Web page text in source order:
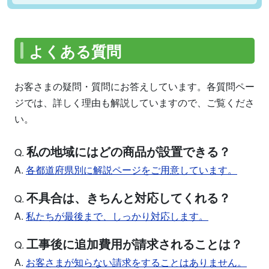
よくある質問
お客さまの疑問・質問にお答えしています。各質問ペー
ジでは、詳しく理由も解説していますので、ご覧くださ
い。
Q. 私の地域にはどの商品が設置できる？
A. 各都道府県別に解説ページをご用意しています。
Q. 不具合は、きちんと対応してくれる？
A. 私たちが最後まで、しっかり対応します。
Q. 工事後に追加費用が請求されることは？
A. お客さまが知らない請求をすることはありません。